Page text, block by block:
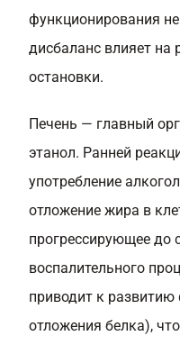
функционирования
дисбаланс влияет на
остановки.
Печень — главный
этанол. Ранней
употребление
отложение жира в
прогрессирующее до
воспалительного
приводит к
отложения белка),